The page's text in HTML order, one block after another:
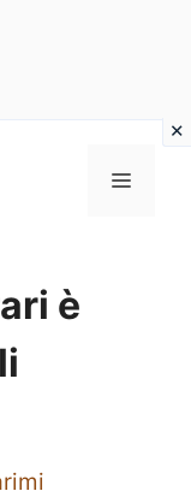
Menu
è